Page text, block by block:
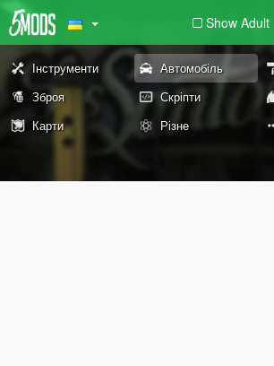
Show Adult
Інструменти Автомобіль
Зброя
Скріпти
Карти
Різне